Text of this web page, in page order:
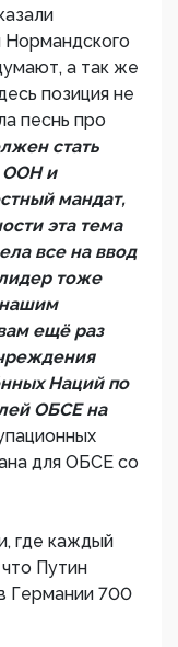
Нормандского
а так же
позиция не
песнь про
стать
ООН и
мандат,
эта тема
все на ввод
тоже
нашим
ещё раз
Наций по
ОБСЕ на
для ОБСЕ со
где каждый
Путин
Германии 700